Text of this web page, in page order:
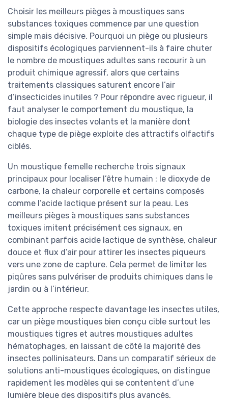
Choisir les meilleurs pièges à moustiques sans
substances toxiques commence par une question
simple mais décisive. Pourquoi un piège ou plusieurs
dispositifs écologiques parviennent-ils à faire chuter
le nombre de moustiques adultes sans recourir à un
produit chimique agressif, alors que certains
traitements classiques saturent encore l’air
d’insecticides inutiles ? Pour répondre avec rigueur, il
faut analyser le comportement du moustique, la
biologie des insectes volants et la manière dont
chaque type de piège exploite des attractifs olfactifs
ciblés.
Un moustique femelle recherche trois signaux
principaux pour localiser l’être humain : le dioxyde de
carbone, la chaleur corporelle et certains composés
comme l’acide lactique présent sur la peau. Les
meilleurs pièges à moustiques sans substances
toxiques imitent précisément ces signaux, en
combinant parfois acide lactique de synthèse, chaleur
douce et flux d’air pour attirer les insectes piqueurs
vers une zone de capture. Cela permet de limiter les
piqûres sans pulvériser de produits chimiques dans le
jardin ou à l’intérieur.
Cette approche respecte davantage les insectes utiles,
car un piège moustiques bien conçu cible surtout les
moustiques tigres et autres moustiques adultes
hématophages, en laissant de côté la majorité des
insectes pollinisateurs. Dans un comparatif sérieux de
solutions anti-moustiques écologiques, on distingue
rapidement les modèles qui se contentent d’une
lumière bleue des dispositifs plus avancés.